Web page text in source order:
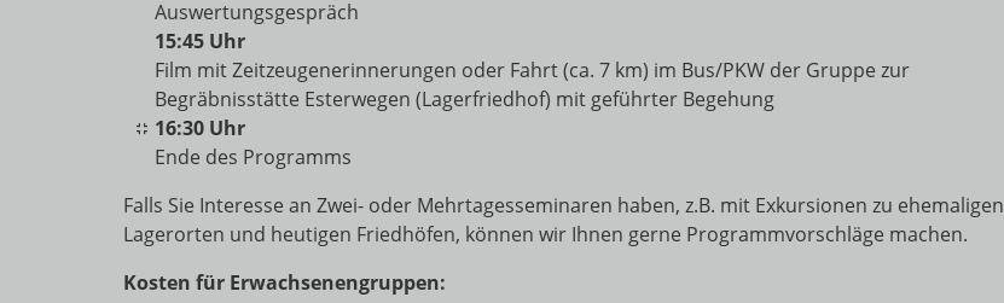
Auswertungsgespräch
15:45 Uhr
Film mit Zeitzeugenerinnerungen oder Fahrt (ca. 7 km) im Bus/PKW der Gruppe zur
Begräbnisstätte Esterwegen (Lagerfriedhof) mit geführter Begehung
16:30 Uhr
Ende des Programms
Falls Sie Interesse an Zwei- oder Mehrtagesseminaren haben, z.B. mit Exkursionen zu ehemaligen
Lagerorten und heutigen Friedhöfen, können wir Ihnen gerne Programmvorschläge machen.
Kosten für Erwachsenengruppen: